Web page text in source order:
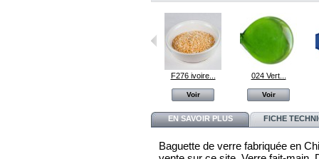
F276 ivoire...
Voir
024 Vert...
Voir
EN SAVOIR PLUS FICHE
Baguette de verre fabriquée en